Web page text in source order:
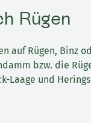
Rügen
auf Rügen, Binz
bzw. die
Laage und